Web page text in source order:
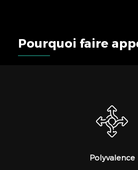
Pourquoi faire
Polyvalence